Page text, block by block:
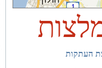
העתקות